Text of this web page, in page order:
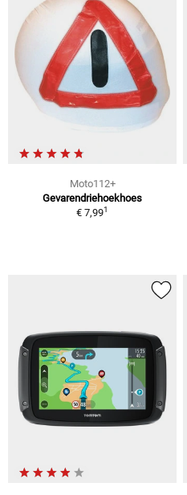
Moto112+
Gevarendriehoekhoes
€ 7,991